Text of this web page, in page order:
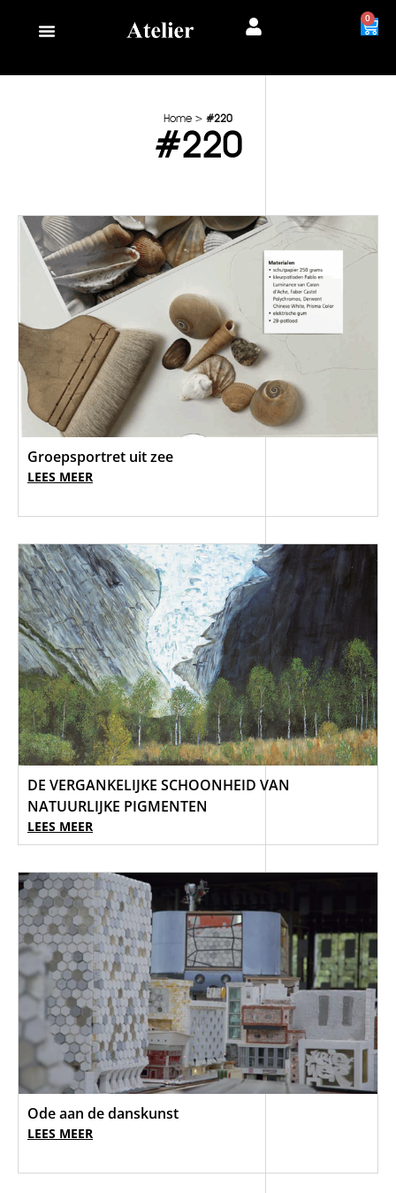
0
Home > #220
#220
Groepsportret uit zee
LEES MEER
DE VERGANKELIJKE SCHOONHEID VAN
NATUURLIJKE PIGMENTEN
LEES MEER
Ode aan de danskunst
LEES MEER